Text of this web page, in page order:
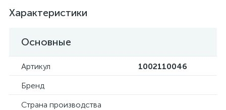
Характеристики
Основные
Артикул
1002110046
Бренд
Страна производства